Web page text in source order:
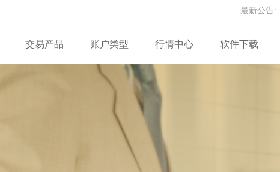
最新公告:
交易产品 账户类型 行情中心 软件下载